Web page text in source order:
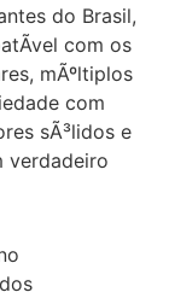
do Brasil,
com os
mÃºltiplos
com
sÃ³lidos e
verdadeiro